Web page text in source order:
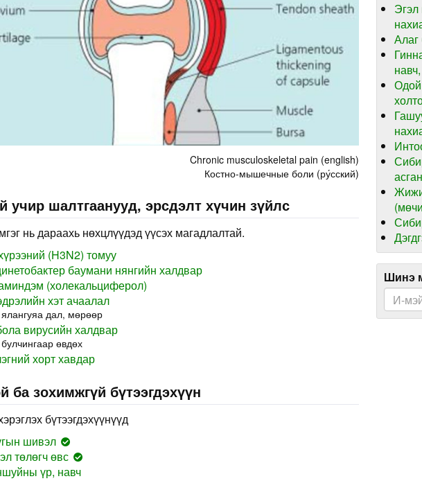
Chronic musculoskeletal pain (english)
Костно-мышечные боли (ру́сский)
учир шалтгаанууд, эрсдэлт хүчин зүйлс
нь дараахь нөхцлүүдэд үүсэх магадлалтай.
(H3N2) томуу
баумани нянгийн халдвар
(холекальциферол)
хэт ачаалал
ялангуяа дал, мөрөөр
вирусийн халдвар
булчингаар өвдөх
хорт хавдар
ба зохимжгүй бүтээгдэхүүн
бүтээгдэхүүнүүд
шивэл
төлөгч өвс
үр, навч
Эгэл
Алаг
Одой
Шинэ